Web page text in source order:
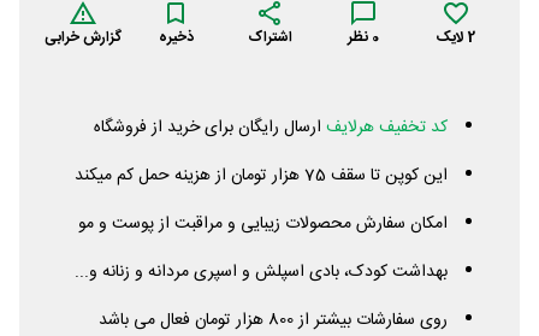
2لایک 0 نظر اشتراک ذخیره گزارش خرابی
کد تخفیف هرلایف ارسال رایگان برای خرید از فروشگاه
این کوپن تا سقف 75 هزار تومان از هزینه حمل کم میکند
امکان سفارش محصولات زیبایی و مراقبت از پوست و مو
بهداشت کودک، بادی اسپلش و اسپری مردانه و زنانه و...
روی سفارشات بیشتر از 800 هزار تومان فعال می باشد